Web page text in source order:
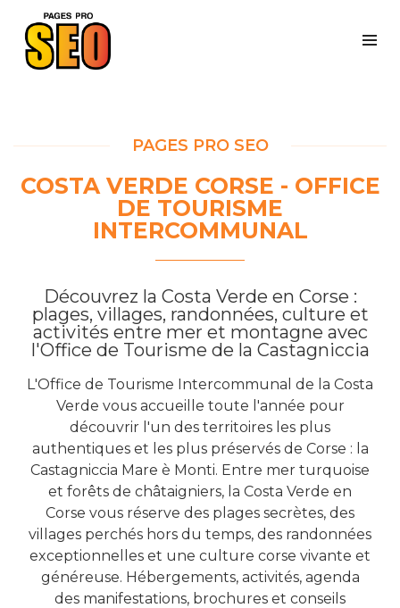
PAGES PRO SEO
COSTA VERDE CORSE - OFFICE
DE TOURISME
INTERCOMMUNAL
Découvrez la Costa Verde en Corse :
plages, villages, randonnées, culture et
activités entre mer et montagne avec
l'Office de Tourisme de la Castagniccia
L'Office de Tourisme Intercommunal de la Costa
Verde vous accueille toute l'année pour
découvrir l'un des territoires les plus
authentiques et les plus préservés de Corse : la
Castagniccia Mare è Monti. Entre mer turquoise
et forêts de châtaigniers, la Costa Verde en
Corse vous réserve des plages secrètes, des
villages perchés hors du temps, des randonnées
exceptionnelles et une culture corse vivante et
généreuse. Hébergements, activités, agenda
des manifestations, brochures et conseils